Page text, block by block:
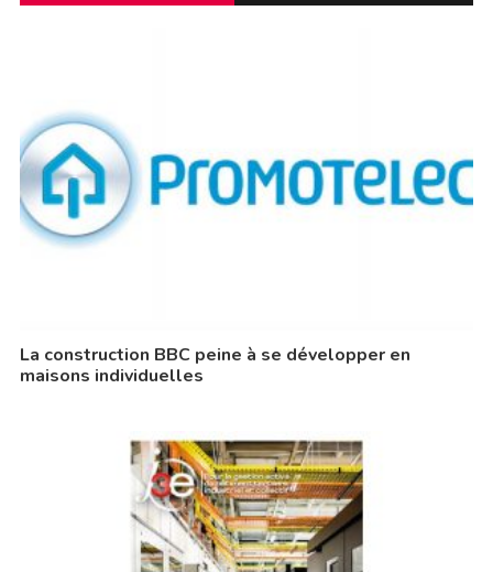
La construction BBC peine à se développer en
maisons individuelles